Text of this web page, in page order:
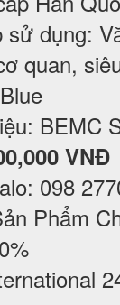
dụng:
quan,
BEMC
VNĐ
098
Phẩm